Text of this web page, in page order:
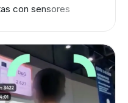
con sensores
y qué campañas